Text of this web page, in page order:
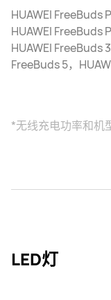
HUAWEI FreeBuds
HUAWEI FreeBuds
HUAWEI FreeBuds
FreeBuds 5，
*无线充电功率和机
LED灯